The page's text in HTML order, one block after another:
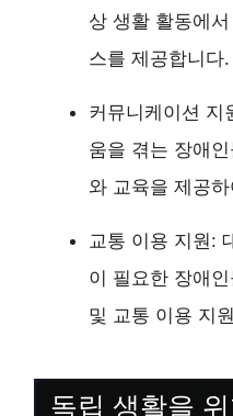
상 생활 활동에
스를 제공합니다.
커뮤니케이션 지
움을 겪는 장애
와 교육을 제공
교통 이용 지원:
이 필요한 장애
및 교통 이용 지
독립 생활을